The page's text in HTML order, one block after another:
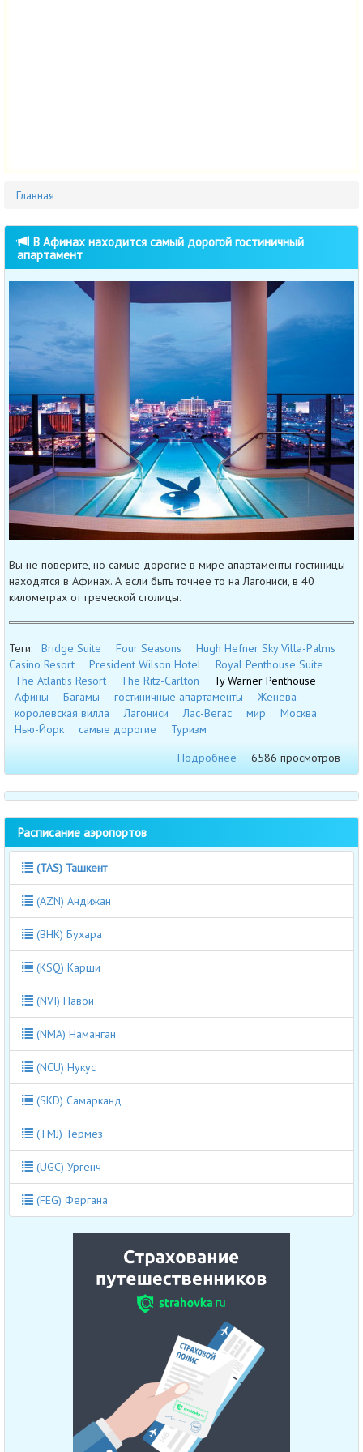
Главная
В Афинах находится самый дорогой гостиничный
апартамент
Вы не поверите, но самые дорогие в мире апартаменты гостиницы
находятся в Афинах. А если быть точнее то на Лагониси, в 40
километрах от греческой столицы.
Теги: Bridge Suite Four Seasons
Hugh Hefner Sky Villa-Palms
Casino Resort
President Wilson Hotel
Royal Penthouse Suite
The Atlantis Resort
The Ritz-Carlton
Ty Warner Penthouse
Афины
Багамы гостиничные апартаменты
Женева
королевская вилла
Лагониси Лас-Вегас мир
Москва
Нью-Йорк
самые дорогие
Туризм
Подробнее
6586 просмотров
Расписание аэропортов
(TAS) Ташкент
(AZN) Андижан
(BHK) Бухара
(KSQ) Карши
(NVI) Навои
(NMA) Наманган
(NCU) Нукус
(SKD) Самарканд
(TMJ) Термез
(UGC) Ургенч
(FEG) Фергана